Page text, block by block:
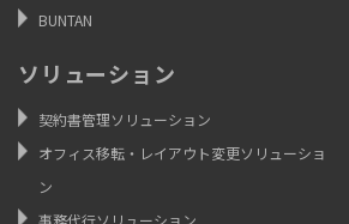
BUNTAN
ソリューション
契約書管理ソリューション
オフィス移転・レイアウト変更ソリューショ
ン
事務代行ソリューション